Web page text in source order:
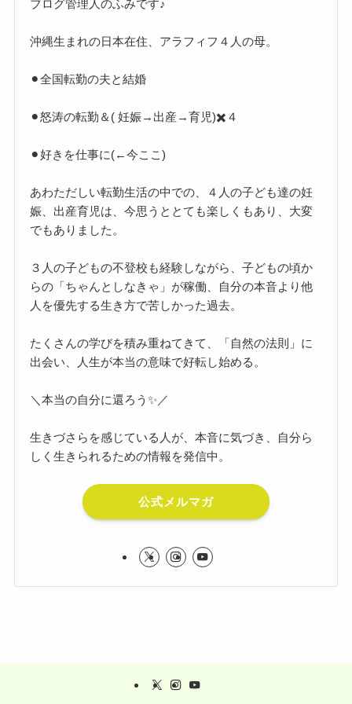
ブログ管理人のふみです♪
沖縄生まれの日本在住、アラフィフ４人の母。
⚫︎全国転勤の夫と結婚
⚫︎怒涛の転勤＆( 妊娠→出産→育児)✖️４
⚫︎好きを仕事に(←今ここ)
あわただしい転勤生活の中での、４人の子ども達の妊
娠、出産育児は、今思うととても楽しくもあり、大変
でもありました。
３人の子どもの不登校も経験しながら、子どもの頃か
らの「ちゃんとしなきゃ」が稼働、自分の本音より他
人を優先する生き方で苦しかった過去。
たくさんの学びを積み重ねてきて、「自然の法則」に
出会い、人生が本当の意味で好転し始める。
＼本当の自分に還ろう✨／
生きづさらを感じている人が、本音に気づき、自分ら
しく生きられるための情報を発信中。
公式メルマガ